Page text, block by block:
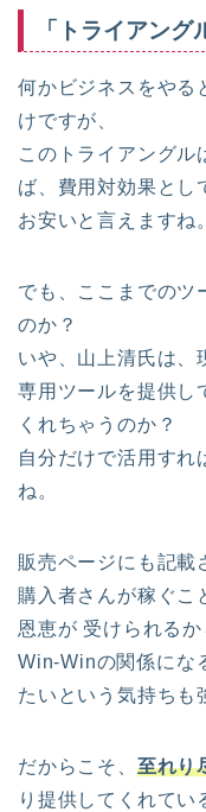
「トライアング
何かビジネスをやる
けですが、
このトライアングル
ば、費用対効果とし
お安いと言えますね。
でも、ここまでのツ
のか？
いや、山上清氏は、
専用ツールを提供し
くれちゃうのか？
自分だけで活用すれ
ね。
販売ページにも記載
購入者さんが稼ぐこ
恩恵が 受けられるか
Win-Winの関係にな
たいという気持ちも
だからこそ、 至れり
り提供してくれてい